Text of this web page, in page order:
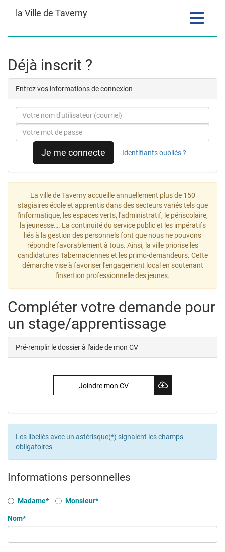
Toggle
la Ville de Taverny
Formulaire
de
candidature
Déjà inscrit ?
Entrez vos informations de connexion
Courriel
Mot
de
Je me connecte Identifiants oubliés ?
La ville de Taverny accueille annuellement plus de 150
stagiaires école et apprentis dans des secteurs variés tels que
l'informatique, les espaces verts, l'administratif, le périscolaire,
la jeunesse…. La continuité du service public et les impératifs
liés à la gestion des personnels font que nous ne pouvons
répondre favorablement à tous. Ainsi, la ville priorise les
candidatures Tabernaciennes et les primo-demandeurs. Cette
démarche vise à favoriser l'engagement local en soutenant
l'insertion professionnelle des jeunes.
Compléter votre demande pour
un stage/apprentissage
Pré-remplir le dossier à l'aide de mon CV
Joindre mon CV
Les libellés avec un astérisque(*) signalent les champs
obligatoires
Informations personnelles
CivilitéMadame* Monsieur*
Nom*